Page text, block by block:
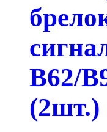
B62/
(2шт.)